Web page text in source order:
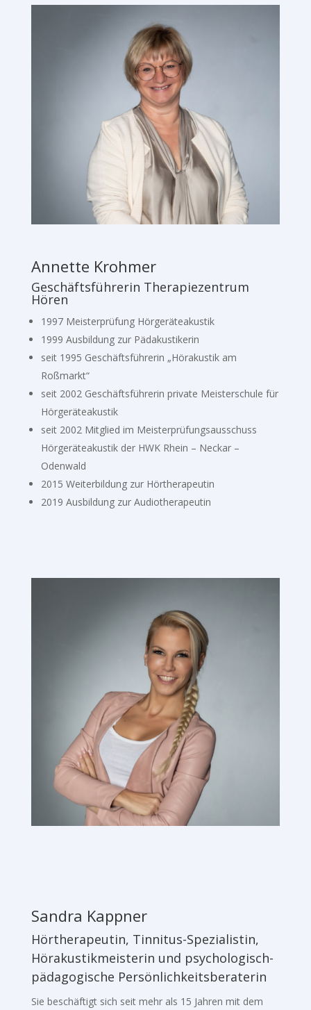
Annette Krohmer
Geschäftsführerin Therapiezentrum
Hören
1997 Meisterprüfung Hörgeräteakustik
1999 Ausbildung zur Pädakustikerin
seit 1995 Geschäftsführerin „Hörakustik am
Roßmarkt“
seit 2002 Geschäftsführerin private Meisterschule für
Hörgeräteakustik
seit 2002 Mitglied im Meisterprüfungsausschuss
Hörgeräteakustik der HWK Rhein – Neckar –
Odenwald
2015 Weiterbildung zur Hörtherapeutin
2019 Ausbildung zur Audiotherapeutin
Sandra Kappner
Hörtherapeutin, Tinnitus-Spezialistin,
Hörakustikmeisterin und psychologisch-
pädagogische Persönlichkeitsberaterin
Sie beschäftigt sich seit mehr als 15 Jahren mit dem